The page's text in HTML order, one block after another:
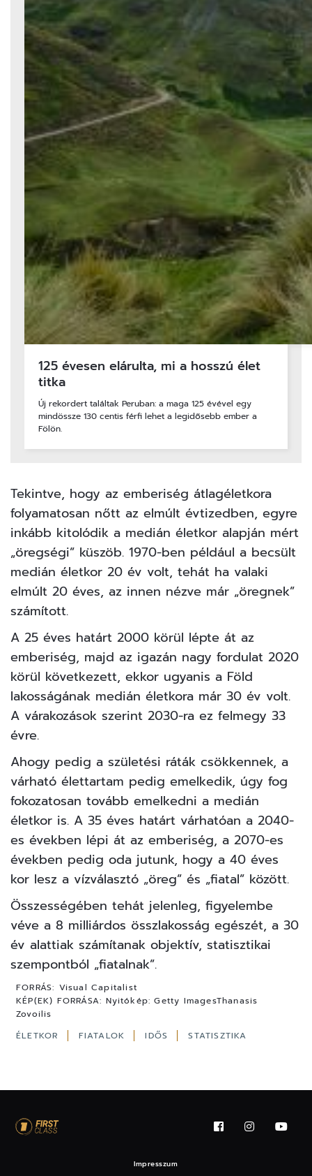
125 évesen elárulta, mi a hosszú élet
titka
Új rekordert találtak Peruban: a maga 125 évével egy
mindössze 130 centis férfi lehet a legidősebb ember a
Fölön.
Tekintve, hogy az emberiség átlagéletkora
folyamatosan nőtt az elmúlt évtizedben, egyre
inkább kitolódik a medián életkor alapján mért
„öregségi” küszöb. 1970-ben például a becsült
medián életkor 20 év volt, tehát ha valaki
elmúlt 20 éves, az innen nézve már „öregnek”
számított.
A 25 éves határt 2000 körül lépte át az
emberiség, majd az igazán nagy fordulat 2020
körül következett, ekkor ugyanis a Föld
lakosságának medián életkora már 30 év volt.
A várakozások szerint 2030-ra ez felmegy 33
évre.
Ahogy pedig a születési ráták csökkennek, a
várható élettartam pedig emelkedik, úgy fog
fokozatosan tovább emelkedni a medián
életkor is. A 35 éves határt várhatóan a 2040-
es években lépi át az emberiség, a 2070-es
években pedig oda jutunk, hogy a 40 éves
kor lesz a vízválasztó „öreg” és „fiatal” között.
Összességében tehát jelenleg, figyelembe
véve a 8 milliárdos összlakosság egészét, a 30
év alattiak számítanak objektív, statisztikai
szempontból „fiatalnak”.
FORRÁS: Visual Capitalist
KÉP(EK) FORRÁSA: Nyitókép: Getty ImagesThanasis
Zovoilis
ÉLETKOR
FIATALOK IDŐS STATISZTIKA
Impresszum